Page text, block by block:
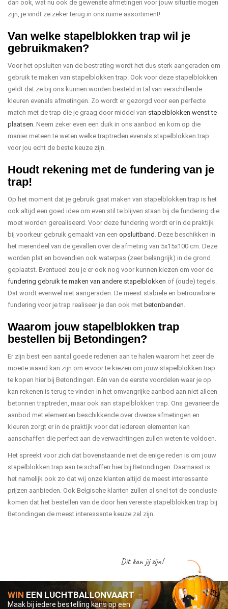
dan ook, wat nu ook de gewenste afmetingen voor jouw situatie mogen
zijn, je vindt ze zeker terug in ons ruime assortiment!
Van welke stapelblokken trap wil je
gebruikmaken?
Voor het opsluiten van de bestrating wordt het dus sterk aangeraden om
gebruik te maken van stapelblokken trap. Ook voor deze stapelblokken
geldt dat ze bij ons kunnen worden besteld in tal van verschillende
kleuren evenals afmetingen. Zo wordt er gezorgd voor een perfecte
match met de trap die je graag door middel van stapelblokken wenst te
plaatsen. Neem zeker even een duik in ons aanbod en kom op die
manier meteen te weten welke traptreden evenals stapelblokken trap
voor jou echt de beste keuze zijn.
Houdt rekening met de fundering van je
trap!
Op het moment dat je gebruik gaat maken van stapelblokken trap is het
ook altijd een goed idee om even stil te blijven staan bij de fundering die
moet worden gerealiseerd. Voor deze fundering wordt er in de praktijk
bij voorkeur gebruik gemaakt van een opsluitband . Deze beschikken in
het merendeel van de gevallen over de afmeting van 5x15x100 cm. Deze
worden plat en bovendien ook waterpas (zeer belangrijk) in de grond
geplaatst. Eventueel zou je er ook nog voor kunnen kiezen om voor de
fundering gebruik te maken van andere stapelblokken of (oude) tegels.
Dat wordt evenwel niet aangeraden. De meest stabiele en betrouwbare
fundering voor je trap realiseer je dan ook met betonbanden.
Waarom jouw stapelblokken trap
bestellen bij Betondingen?
Er zijn best een aantal goede redenen aan te halen waarom het zeer de
moeite waard kan zijn om ervoor te kiezen om jouw stapelblokken trap
te kopen hier bij Betondingen. Eén van de eerste voordelen waar je op
kan rekenen is terug te vinden in het omvangrijke aanbod aan niet alleen
betonnen traptreden, maar ook aan stapelblokken trap. Ons gevarieerde
aanbod met elementen beschikkende over diverse afmetingen en
kleuren zorgt er in de praktijk voor dat iedereen elementen kan
aanschaffen die perfect aan de verwachtingen zullen weten te voldoen.
Het spreekt voor zich dat bovenstaande niet de enige reden is om jouw
stapelblokken trap aan te schaffen hier bij Betondingen. Daarnaast is
het namelijk ook zo dat wij onze klanten altijd de meest interessante
prijzen aanbieden. Ook Belgische klanten zullen al snel tot de conclusie
komen dat het bestellen van de door hen vereiste stapelblokken trap bij
Betondingen de meest interessante keuze zal zijn.
WIN EEN LUCHTBALLONVAART
Maak bij iedere bestelling kans op een
Dit kan jij zijn!